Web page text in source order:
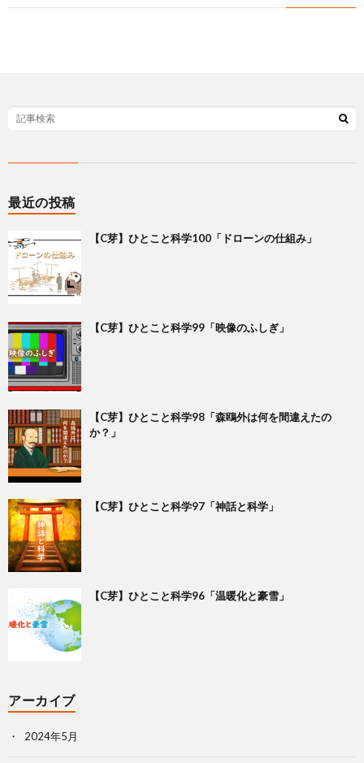
最近の投稿
【C芽】ひとこと科学100「ドローンの仕組み」
【C芽】ひとこと科学99「映像のふしぎ」
【C芽】ひとこと科学98「森鴎外は何を間違えたの
か？」
【C芽】ひとこと科学97「神話と科学」
【C芽】ひとこと科学96「温暖化と豪雪」
アーカイブ
2024年5月